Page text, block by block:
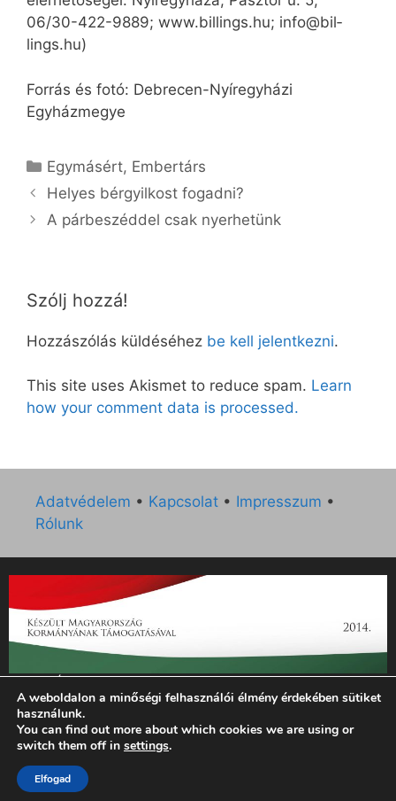
06/30-422-9889; www.billings.hu; info@­bil­
lings.­­hu)
Forrás és fotó: Debrecen-Nyíregyházi
Egyházmegye
Kategória
Egymásért, Embertárs
Helyes bérgyilkost fogadni?
A párbeszéddel csak nyerhetünk
Szólj hozzá!
Hozzászólás küldéséhez be kell jelentkezni.
This site uses Akismet to reduce spam. Learn
how your comment data is processed.
Adatvédelem • Kapcsolat • Impresszum •
Rólunk
„Az Új Ember katolikus hetilap 2014. évi működésének
támogatását az EGYH-KCP-14-P-0121 sz. támogatási
szerződés keretében 3 000 000 Ft összegben támogatta az
Emberi Erőforrások Minisztériuma.”
© 2026 Magyar Kurír - Új Ember
A weboldalon a minőségi felhasználói élmény érdekében sütiket
használunk.
You can find out more about which cookies we are using or
switch them off in settings.
Elfogad